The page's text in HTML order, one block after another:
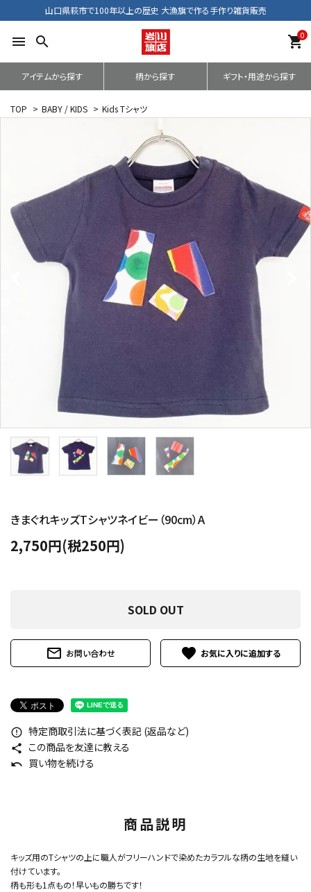
山口県萩市で100年以上の歴史 大漁旗で作る手作り雑貨販売
menu search 0
shopping_cart
アイテムから探す 柄から探す ギフト・用途から探す
TOP > BABY / KIDS > Kids Tシャツ
きまぐれキッズTシャツネイビー（90cm）A
2,750円(税250円)
SOLD OUT
mail_outline お問い合わせ favorite
error_outline 特定商取引法に基づく表記 (返品など)
share この商品を友達に教える
undo 買い物を続ける
商品説明
キッズ用のTシャツの上に職人がフリーハンドで染めたカラフルな柄の生地を縫い
付けています。
柄も形も1点もの！早いもの勝ちです！